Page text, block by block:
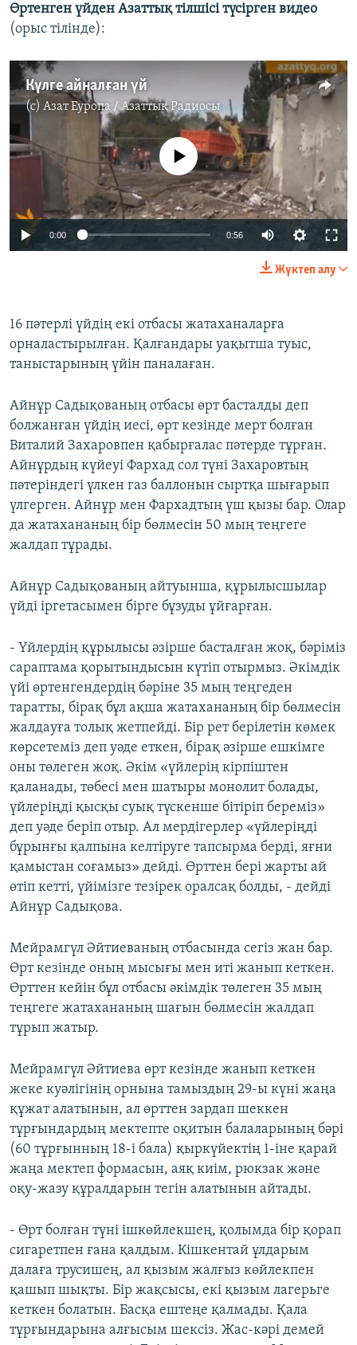
Өртенген үйден Азаттық тілшісі түсірген видео
(орыс тілінде):
Күлге айналған үй
(c) Азат Еуропа / Азаттық Радиосы
No media source currently available
0:00 0:56
Жүктеп алу
​16 пәтерлі үйдің екі отбасы жатаханаларға
орналастырылған. Қалғандары уақытша туыс,
таныстарының үйін паналаған.
Айнұр Садықованың отбасы өрт басталды деп
болжанған үйдің иесі, өрт кезінде мерт болған
Виталий Захаровпен қабырғалас пәтерде тұрған.
Айнұрдың күйеуі Фархад сол түні Захаровтың
пәтеріндегі үлкен газ баллонын сыртқа шығарып
үлгерген. Айнұр мен Фархадтың үш қызы бар. Олар
да жатахананың бір бөлмесін 50 мың теңгеге
жалдап тұрады.
Айнұр Садықованың айтуынша, құрылысшылар
үйді іргетасымен бірге бұзуды ұйғарған.
- Үйлердің құрылысы әзірше басталған жоқ, бәріміз
сараптама қорытындысын күтіп отырмыз. Әкімдік
үйі өртенгендердің бәріне 35 мың теңгеден
таратты, бірақ бұл ақша жатахананың бір бөлмесін
жалдауға толық жетпейді. Бір рет берілетін көмек
көрсетеміз деп уәде еткен, бірақ әзірше ешкімге
оны төлеген жоқ. Әкім «үйлерің кірпіштен
қаланады, төбесі мен шатыры монолит болады,
үйлеріңді қысқы суық түскенше бітіріп береміз»
деп уәде беріп отыр. Ал мердігерлер «үйлеріңді
бұрынғы қалпына келтіруге тапсырма берді, яғни
қамыстан соғамыз» дейді. Өрттен бері жарты ай
өтіп кетті, үйімізге тезірек оралсақ болды, - дейді
Айнұр Садықова.
Мейрамгүл Әйтиеваның отбасында сегіз жан бар.
Өрт кезінде оның мысығы мен иті жанып кеткен.
Өрттен кейін бұл отбасы әкімдік төлеген 35 мың
теңгеге жатахананың шағын бөлмесін жалдап
тұрып жатыр.
Мейрамгүл Әйтиева өрт кезінде жанып кеткен
жеке куәлігінің орнына тамыздың 29-ы күні жаңа
құжат алатынын, ал өрттен зардап шеккен
тұрғындардың мектепте оқитын балаларының бәрі
(60 тұрғынның 18-і бала) қыркүйектің 1-іне қарай
жаңа мектеп формасын, аяқ киім, рюкзак және
оқу-жазу құралдарын тегін алатынын айтады.
- Өрт болған түні ішкөйлекшең, қолымда бір қорап
сигаретпен ғана қалдым. Кішкентай ұлдарым
далаға трусишең, ал қызым жалғыз көйлекпен
қашып шықты. Бір жақсысы, екі қызым лагерьге
кеткен болатын. Басқа ештеңе қалмады. Қала
тұрғындарына алғысым шексіз. Жас-кәрі демей